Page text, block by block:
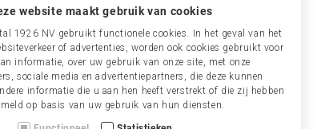
website maakt gebruik van cookies
1926 NV gebruikt functionele cookies. In het geval van het
of advertenties, worden ook cookies gebruikt voor
informatie, over uw gebruik van onze site, met onze
sociale media en advertentiepartners, die deze kunnen
informatie die u aan hen heeft verstrekt of die zij hebben
op basis van uw gebruik van hun diensten.